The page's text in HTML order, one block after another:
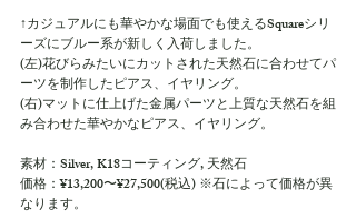
↑カジュアルにも華やかな場面でも使えるSquareシリ
ーズにブルー系が新しく入荷しました。
(左)花びらみたいにカットされた天然石に合わせてパ
ーツを制作したピアス、イヤリング。
(右)マットに仕上げた金属パーツと上質な天然石を組
み合わせた華やかなピアス、イヤリング。
素材：Silver, K18コーティング, 天然石
価格：¥13,200〜¥27,500(税込) ※石によって価格が異
なります。